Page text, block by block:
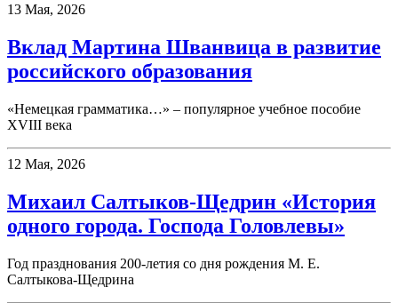
13 Мая, 2026
Вклад Мартина Шванвица в развитие
российского образования
«Немецкая грамматика…» – популярное учебное пособие
XVIII века
12 Мая, 2026
Михаил Салтыков-Щедрин «История
одного города. Господа Головлевы»
Год празднования 200-летия со дня рождения М. Е.
Салтыкова-Щедрина